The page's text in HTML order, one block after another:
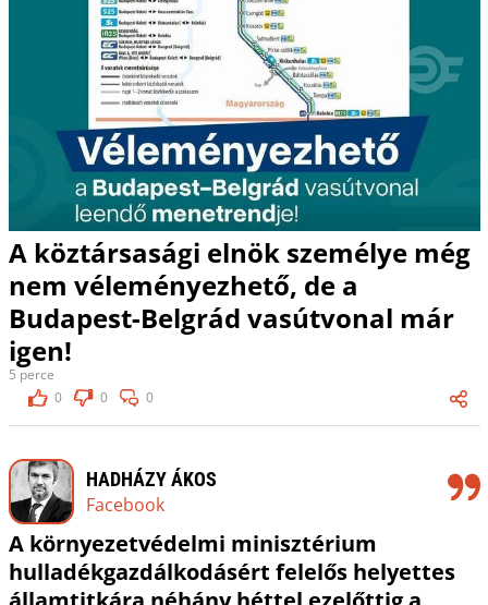
A köztársasági elnök személye még
nem véleményezhető, de a
Budapest-Belgrád vasútvonal már
igen!
5 perce
0
0 0
HADHÁZY ÁKOS
Facebook
A környezetvédelmi minisztérium
hulladékgazdálkodásért felelős helyettes